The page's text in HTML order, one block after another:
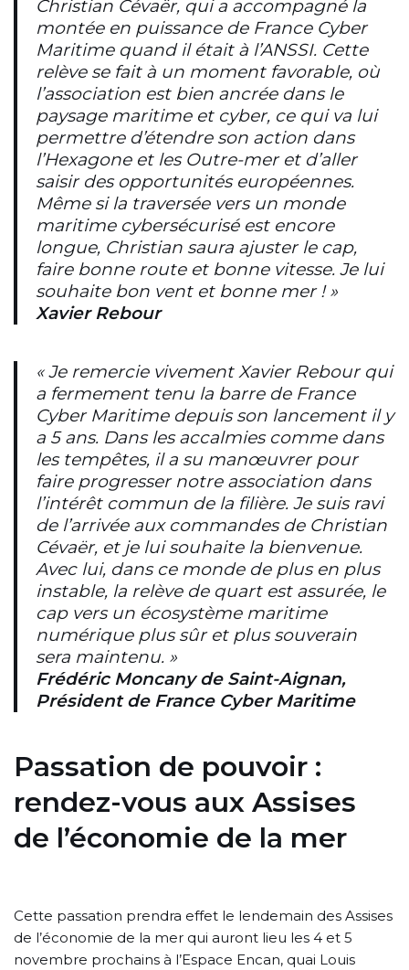
Christian Cévaër, qui a accompagné la
montée en puissance de France Cyber
Maritime quand il était à l’ANSSI. Cette
relève se fait à un moment favorable, où
l’association est bien ancrée dans le
paysage maritime et cyber, ce qui va lui
permettre d’étendre son action dans
l’Hexagone et les Outre-mer et d’aller
saisir des opportunités européennes.
Même si la traversée vers un monde
maritime cybersécurisé est encore
longue, Christian saura ajuster le cap,
faire bonne route et bonne vitesse. Je lui
souhaite bon vent et bonne mer ! »
Xavier Rebour
« Je remercie vivement Xavier Rebour qui
a fermement tenu la barre de France
Cyber Maritime depuis son lancement il y
a 5 ans. Dans les accalmies comme dans
les tempêtes, il a su manœuvrer pour
faire progresser notre association dans
l’intérêt commun de la filière. Je suis ravi
de l’arrivée aux commandes de Christian
Cévaër, et je lui souhaite la bienvenue.
Avec lui, dans ce monde de plus en plus
instable, la relève de quart est assurée, le
cap vers un écosystème maritime
numérique plus sûr et plus souverain
sera maintenu. »
Frédéric Moncany de Saint-Aignan,
Président de France Cyber Maritime
Passation de pouvoir :
rendez-vous aux Assises
de l’économie de la mer
Cette passation prendra effet le lendemain des Assises
de l’économie de la mer qui auront lieu les 4 et 5
novembre prochains à l’Espace Encan, quai Louis